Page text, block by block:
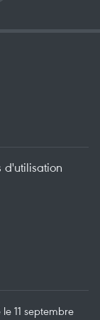
d'utilisation
11 septembre